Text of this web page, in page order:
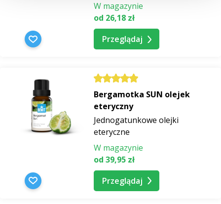
W magazynie
od 26,18 zł
Przeglądaj
Bergamotka SUN olejek
eteryczny
Jednogatunkowe olejki
eteryczne
W magazynie
od 39,95 zł
Przeglądaj